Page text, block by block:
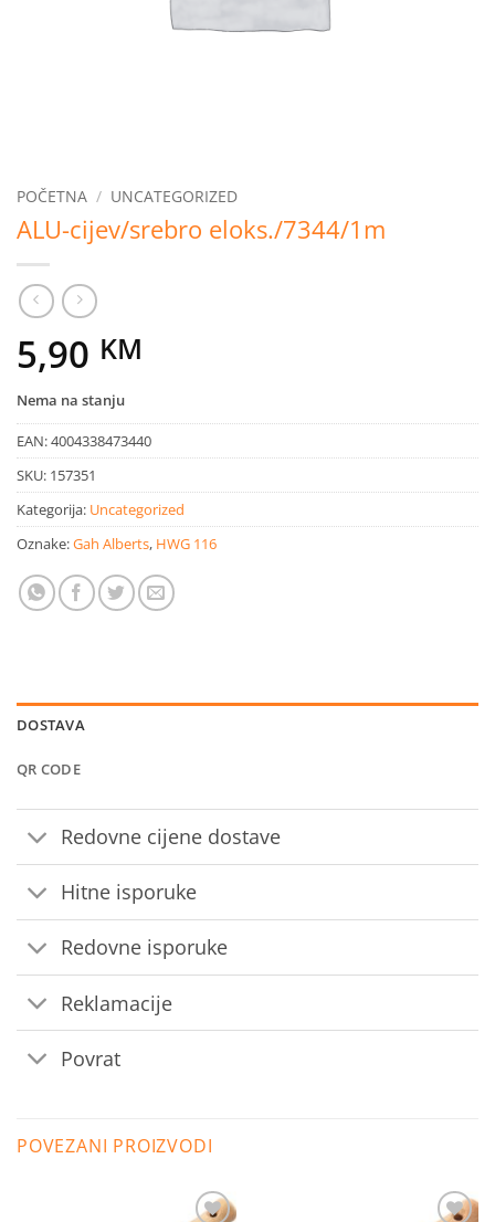
POČETNA / UNCATEGORIZED
ALU-cijev/srebro eloks./7344/1m
5,90 KM
Nema na stanju
EAN:4004338473440
SKU: 157351
Kategorija: Uncategorized
Oznake:Gah Alberts, HWG 116
DOSTAVA
QR CODE
Redovne cijene dostave
Hitne isporuke
Redovne isporuke
Reklamacije
Povrat
POVEZANI PROIZVODI